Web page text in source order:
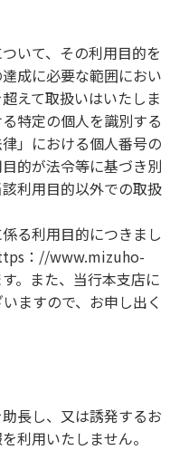
いて、その利用目的を
成に必要な範囲におい
えて取扱いはいたしま
特定の個人を識別する
」における個人番号の
的が法令等に基づき別
利用目的以外での取扱
る利用目的につきまし
：//www.mizuho-
。また、当行本支店に
ますので、お申し出く
長し、又は誘発するお
利用いたしません。